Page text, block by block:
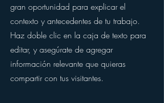
gran oportunidad para explicar el
contexto y antecedentes de tu trabajo.
Haz doble clic en la caja de texto para
editar, y asegúrate de agregar
información relevante que quieras
compartir con tus visitantes.